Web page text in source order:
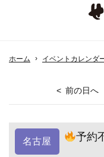
ホーム イベントカレンダ
前の日へ
名古屋 予約